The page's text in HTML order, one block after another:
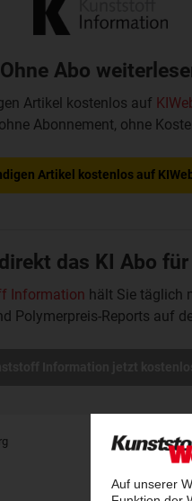
Ohne Abo
Artikel kostenlos auf
ohne Abonnement, ohne
Artikel kostenlos auf
das KI Abo
Information hält Sie täglich
Polymerpreis-Reports auf